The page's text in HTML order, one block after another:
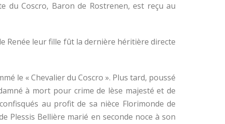
du Coscro, Baron de Rostrenen, est reçu au
Renée leur fille fût la dernière héritière directe
le « Chevalier du Coscro ». Plus tard, poussé
à mort pour crime de lèse majesté et de
au profit de sa nièce Florimonde de
Plessis Bellière marié en seconde noce à son